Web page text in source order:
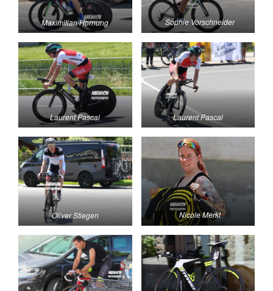
Maximilian Hornung Sophie Vorschneider
Laurent Pascal Laurent Pascal
Oliver Stiegen Nicole Merkt